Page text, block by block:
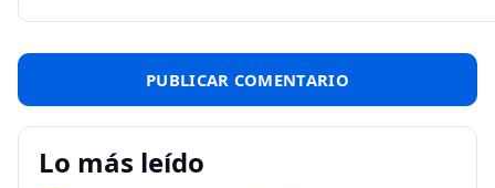
Lo más leído